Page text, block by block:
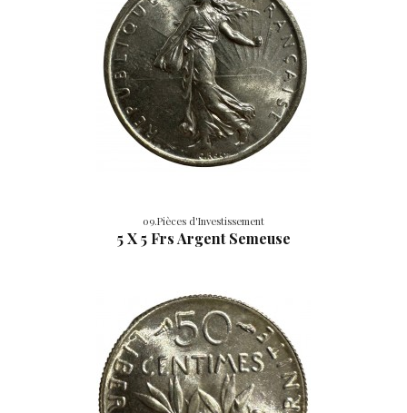
09.Pièces d'Investissement
5 X 5 Frs Argent Semeuse